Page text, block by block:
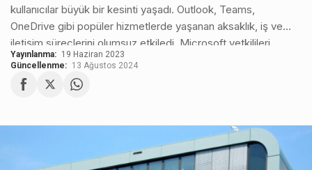
kullanıcılar büyük bir kesinti yaşadı. Outlook, Teams,
OneDrive gibi popüler hizmetlerde yaşanan aksaklık, iş ve
iletişim süreçlerini olumsuz etkiledi. Microsoft yetkilileri,
sorunun kökenini belirlemek ve hızlı bir şekilde çözüm
üretmek için çalışmalara devam ediyor.
Yayınlanma: 19 Haziran 2023
Güncellenme: 13 Ağustos 2024